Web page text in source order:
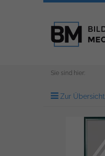
Sie sind hier:
Zur Übersicht